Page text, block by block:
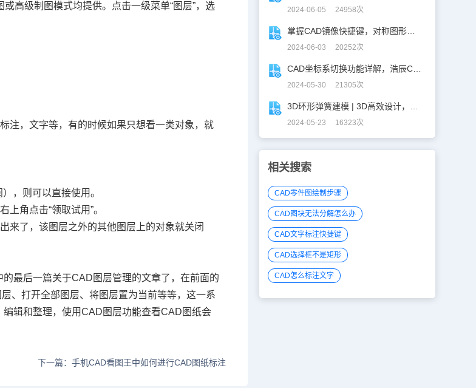
或高级制图模式均提供。点击一级菜单“图层”，选
注，文字等，有的时候如果只想看一类对象，就
，则可以直接使用。
角点击“领取试用”。
来了，该图层之外的其他图层上的对象就关闭
最后一篇关于CAD图层管理的文章了，在前面的
、打开全部图层、将图层置为当前等等，这一系
编辑和整理，使用CAD图层功能查看CAD图纸会
下一篇：手机CAD看图王中如何进行CAD图纸标注
2024-06-05 24958次
2024-06-03 20252次
2024-05-30 21305次
2024-05-23 16323次
相关搜索
CAD零件图绘制步骤
CAD图块无法分解怎么办
CAD文字标注快捷键
CAD选择框不是矩形
CAD怎么标注文字